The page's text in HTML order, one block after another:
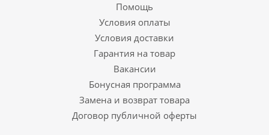
Помощь
Условия оплаты
Условия доставки
Гарантия на товар
Вакансии
Бонусная программа
Замена и возврат товара
Договор публичной оферты